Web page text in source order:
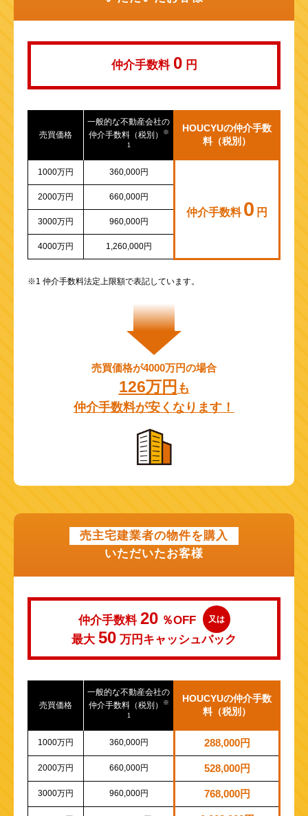
山陽新幹線
仲介手数料 0 円
売買価格
一般的な不動産会社の
仲介手数料（税別）
※
1
HOUCYUの仲介手数
料（税別）
1000万円 360,000円
仲介手数料 0 円
2000万円 660,000円
3000万円 960,000円
4000万円 1,260,000円
※1 仲介手数料法定上限額で表記しています。
売買価格が4000万円の場合
126万円 も
仲介手数料が安くなります！
売主宅建業者の物件を購入
いただいたお客様
仲介手数料 20 ％OFF 又は
最大 50 万円 キャッシュバック
売買価格
一般的な不動産会社の
仲介手数料（税別）
※
1
HOUCYUの仲介手数
料（税別）
1000万円 360,000円 288,000円
2000万円 660,000円 528,000円
3000万円 960,000円 768,000円